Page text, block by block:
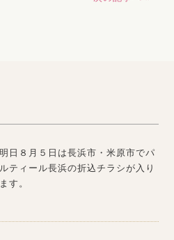
明日８月５日は長浜市・米原市でパ
ルティール長浜の折込チラシが入り
ます。